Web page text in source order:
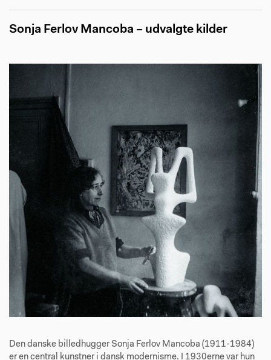
Sonja Ferlov Mancoba – udvalgte kilder
Den danske billedhugger Sonja Ferlov Mancoba (1911-1984)
er en central kunstner i dansk modernisme. I 1930erne var hun